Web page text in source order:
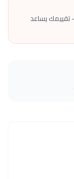
تقييمك يساعد